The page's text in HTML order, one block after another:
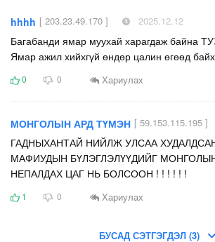
hhhh [ 203.23.49.170 ] 2025.12.12
Багабанди ямар муухай харагдаж байна
Ямар ажил хийхгүй өндөр цалин өгөөд
0 0 Хариулах
МОНГОЛЫН АРД ТҮМЭН [ 59.153.115.195 ]
ГАДНЫХАНТАЙ НИЙЛЖ УЛСАА
МАФИУДЫН БҮЛЭГЛЭЛҮҮДИЙГ
НЕПАЛДАХ ЦАГ НЬ БОЛСООН ! ! ! ! ! !
1 0 Хариулах
БУСАД СЭТГЭГДЭЛ (3)